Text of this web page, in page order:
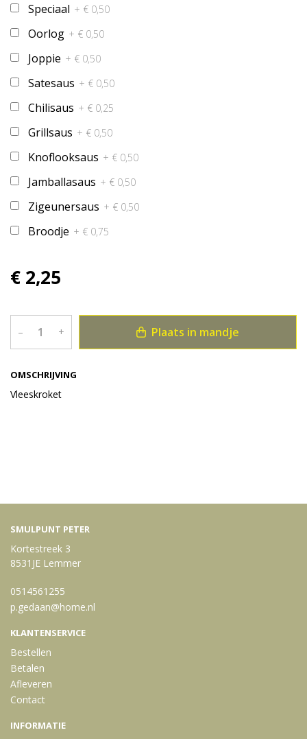
OMSCHRIJVING
Vleeskroket
Speciaal + € 0,50
Oorlog + € 0,50
Joppie + € 0,50
Satesaus + € 0,50
Chilisaus + € 0,25
Grillsaus + € 0,50
Knoflooksaus + € 0,50
Jamballasaus + € 0,50
Zigeunersaus + € 0,50
Broodje + € 0,75
€ 2,25
– + Plaats in mandje
SMULPUNT PETER
Kortestreek 3
8531JE Lemmer
0514561255
p.gedaan@home.nl
KLANTENSERVICE
Bestellen
Betalen
Afleveren
Contact
INFORMATIE